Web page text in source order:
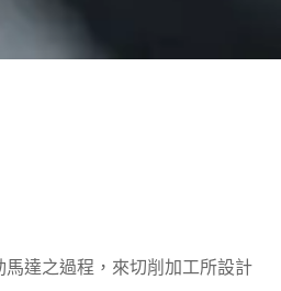
達之過程，來切削加工所設計